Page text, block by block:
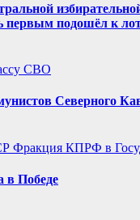
подошёл к
СВО
Северного
Фракция КПРФ в
в Победе